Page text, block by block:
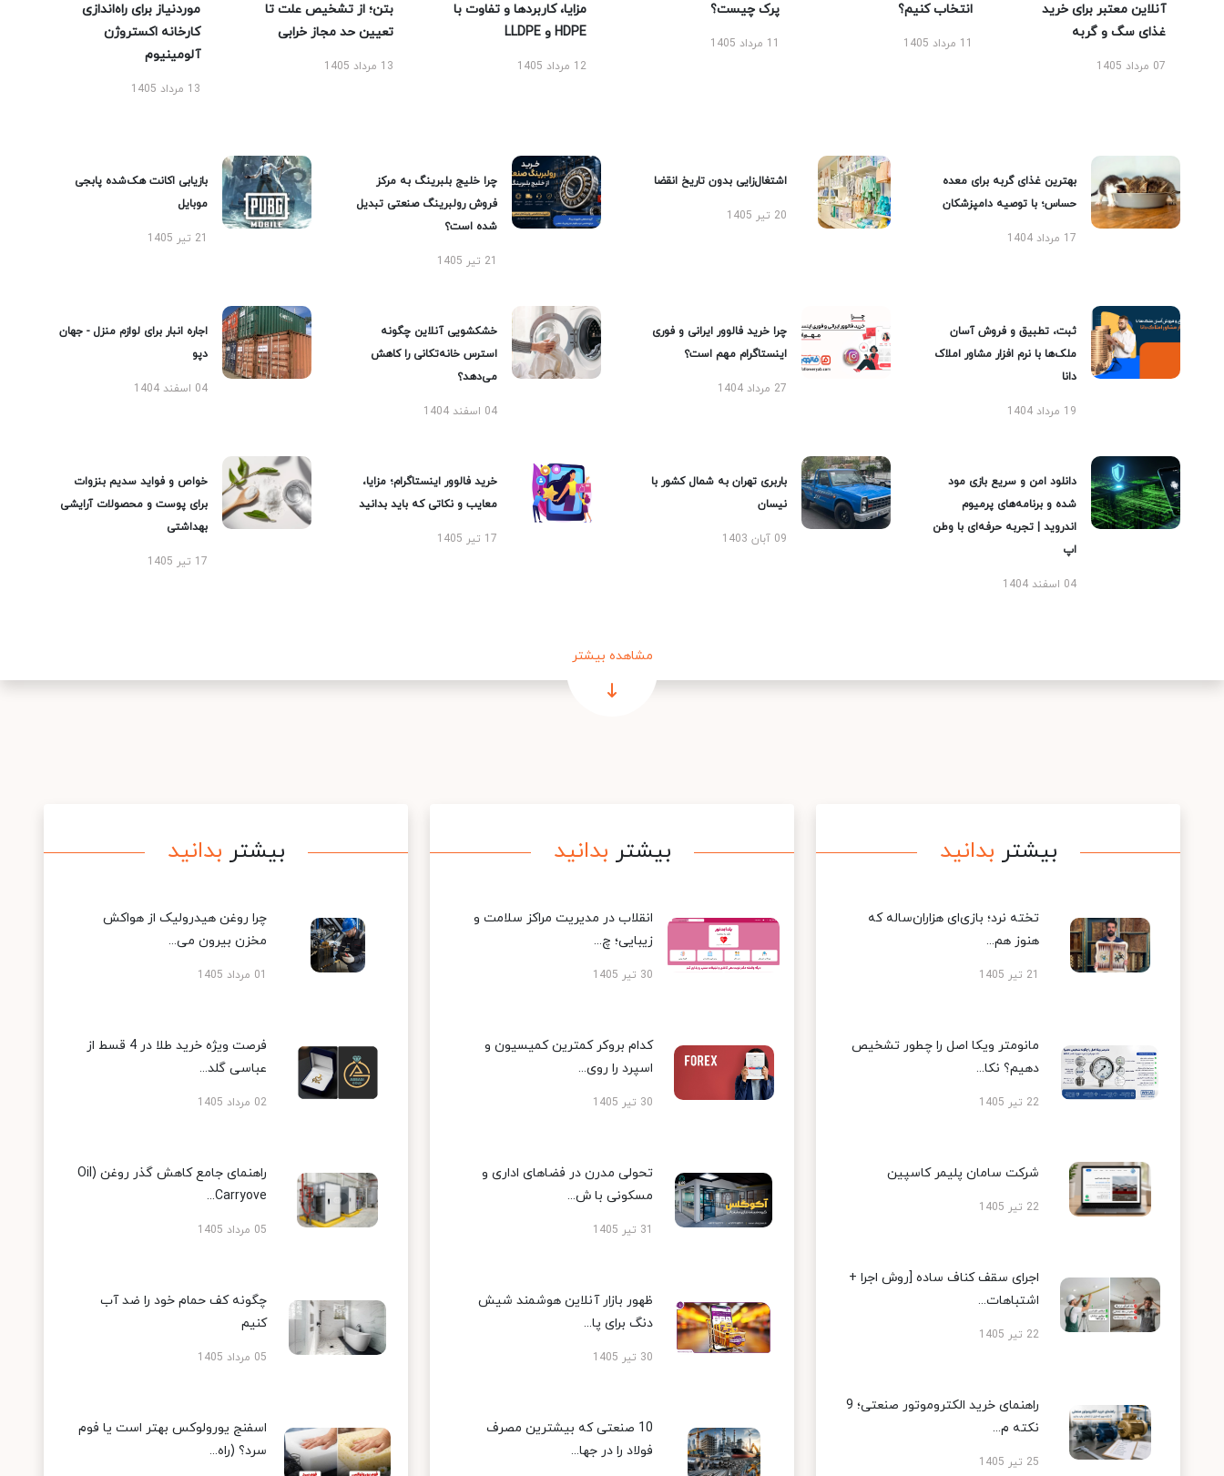
آنلاین معتبر برای خرید
غذای سگ و گربه
07 مرداد 1405
انتخاب کنیم؟
11 مرداد 1405
پرک چیست؟
11 مرداد 1405
مزایا، کاربردها و تفاوت با
HDPE و LLDPE
12 مرداد 1405
بتن؛ از تشخیص علت تا
تعیین حد مجاز خرابی
13 مرداد 1405
موردنیاز برای راه‌اندازی
کارخانه اکستروژن
آلومینیوم
13 مرداد 1405
بهترین غذای گربه برای معده
حساس؛ با توصیه دامپزشکان
17 مرداد 1404
اشتغال‌زایی بدون تاریخ انقضا
20 تیر 1405
چرا خلیج بلبرینگ به مرکز
فروش رولبرینگ صنعتی تبدیل
شده است؟
21 تیر 1405
بازیابی اکانت هک‌شده پابجی
موبایل
21 تیر 1405
ثبت، تطبیق و فروش آسان
ملک‌ها با نرم افزار مشاور املاک
دانا
19 مرداد 1404
چرا خرید فالوور ایرانی و فوری
اینستاگرام مهم است؟
27 مرداد 1404
خشکشویی آنلاین چگونه
استرس خانه‌تکانی را کاهش
می‌دهد؟
04 اسفند 1404
اجاره انبار برای لوازم منزل - جهان
دپو
04 اسفند 1404
دانلود امن و سریع بازی مود
شده و برنامه‌های پرمیوم
اندروید | تجربه حرفه‌ای با وطن
اپ
04 اسفند 1404
باربری تهران به شمال کشور با
نیسان
09 آبان 1403
خرید فالوور اینستاگرام؛ مزایا،
معایب و نکاتی که باید بدانید
17 تیر 1405
خواص و فواید سدیم بنزوات
برای پوست و محصولات آرایشی
بهداشتی
17 تیر 1405
مشاهده بیشتر
بیشتر بدانید
تخته نرد؛ بازی‌ای هزاران‌ساله که
هنوز هم...
21 تیر 1405
مانومتر ویکا اصل را چطور تشخیص
دهیم؟ نکا...
22 تیر 1405
شرکت سامان پلیمر کاسپین
22 تیر 1405
اجرای سقف کناف ساده [روش اجرا +
اشتباهات...
22 تیر 1405
راهنمای خرید الکتروموتور صنعتی؛ 9
نکته م...
25 تیر 1405
بیشتر بدانید
انقلاب در مدیریت مراکز سلامت و
زیبایی؛ چ...
30 تیر 1405
کدام بروکر کمترین کمیسیون و
اسپرد را روی...
30 تیر 1405
تحولی مدرن در فضاهای اداری و
مسکونی با ش...
31 تیر 1405
ظهور بازار آنلاین هوشمند شیش
دنگ برای پا...
30 تیر 1405
10 صنعتی که بیشترین مصرف
فولاد را در جها...
بیشتر بدانید
چرا روغن هیدرولیک از هواکش
مخزن بیرون می...
01 مرداد 1405
فرصت ویژه خرید طلا در 4 قسط از
عباسی گلد...
02 مرداد 1405
راهنمای جامع کاهش گذر روغن (Oil
Carryove...
05 مرداد 1405
چگونه کف حمام خود را ضد آب
کنیم
05 مرداد 1405
اسفنج یورولوکس بهتر است یا فوم
سرد؟ (راه...